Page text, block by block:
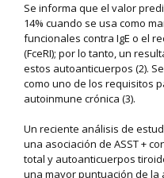
Se informa que el valor
14% cuando se usa como
funcionales contra IgE o el
(FceRI); por lo tanto, un
estos autoanticuerpos (2).
como uno de los requisitos
autoinmune crónica (3).
Un reciente análisis de
una asociación de ASST +
total y autoanticuerpos
una mayor puntuación de la